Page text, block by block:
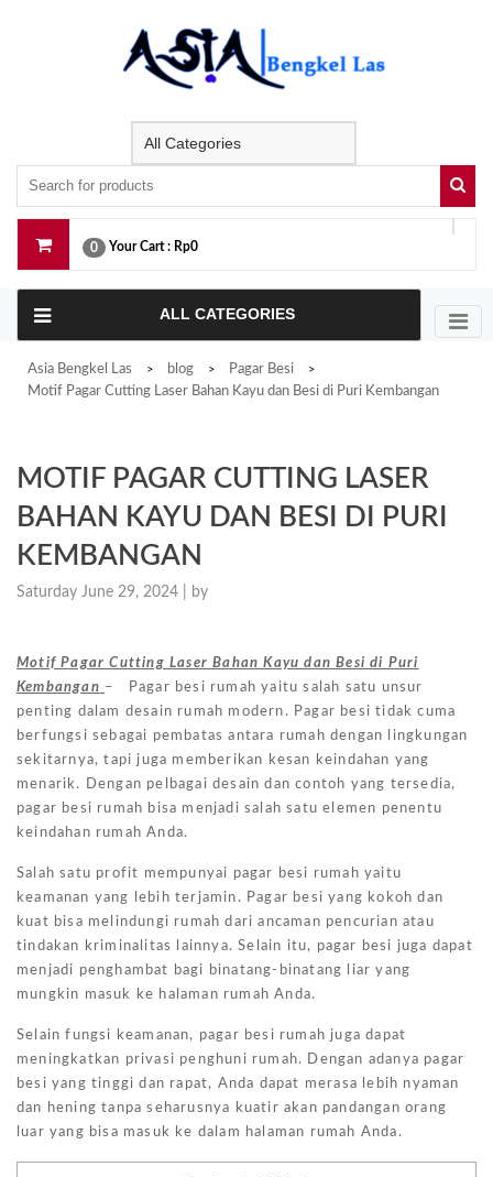
0 Your Cart : Rp0
ALL CATEGORIES
Asia Bengkel Las > blog > Pagar Besi >
Motif Pagar Cutting Laser Bahan Kayu dan Besi di Puri Kembangan
MOTIF PAGAR CUTTING LASER
BAHAN KAYU DAN BESI DI PURI
KEMBANGAN
Saturday June 29, 2024 | by
Motif Pagar Cutting Laser Bahan Kayu dan Besi di Puri
Kembangan – Pagar besi rumah yaitu salah satu unsur
penting dalam desain rumah modern. Pagar besi tidak cuma
berfungsi sebagai pembatas antara rumah dengan lingkungan
sekitarnya, tapi juga memberikan kesan keindahan yang
menarik. Dengan pelbagai desain dan contoh yang tersedia,
pagar besi rumah bisa menjadi salah satu elemen penentu
keindahan rumah Anda.
Salah satu profit mempunyai pagar besi rumah yaitu
keamanan yang lebih terjamin. Pagar besi yang kokoh dan
kuat bisa melindungi rumah dari ancaman pencurian atau
tindakan kriminalitas lainnya. Selain itu, pagar besi juga dapat
menjadi penghambat bagi binatang-binatang liar yang
mungkin masuk ke halaman rumah Anda.
Selain fungsi keamanan, pagar besi rumah juga dapat
meningkatkan privasi penghuni rumah. Dengan adanya pagar
besi yang tinggi dan rapat, Anda dapat merasa lebih nyaman
dan hening tanpa seharusnya kuatir akan pandangan orang
luar yang bisa masuk ke dalam halaman rumah Anda.